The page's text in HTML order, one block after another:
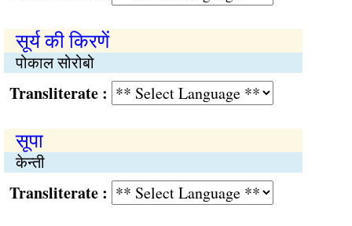
सूर्य की किरणें
पोकाल सोरोबो
:
सूपा
केन्ती
: